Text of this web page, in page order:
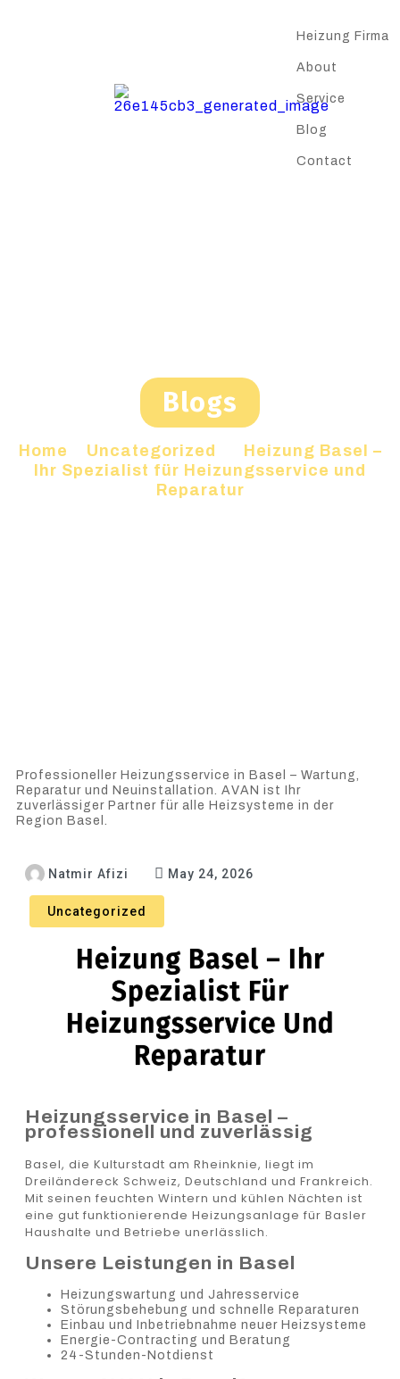
Heizung Firma
About
Service
Blog
Contact
Blogs
Home Uncategorized
Heizung Basel –
Ihr Spezialist für Heizungsservice und
Reparatur
Professioneller Heizungsservice in Basel – Wartung,
Reparatur und Neuinstallation. AVAN ist Ihr
zuverlässiger Partner für alle Heizsysteme in der
Region Basel.
Natmir Afizi May 24, 2026
Uncategorized
Heizung Basel – Ihr
Spezialist Für
Heizungsservice Und
Reparatur
Heizungsservice in Basel –
professionell und zuverlässig
Basel, die Kulturstadt am Rheinknie, liegt im
Dreiländereck Schweiz, Deutschland und Frankreich.
Mit seinen feuchten Wintern und kühlen Nächten ist
eine gut funktionierende Heizungsanlage für Basler
Haushalte und Betriebe unerlässlich.
Unsere Leistungen in Basel
Heizungswartung und Jahresservice
Störungsbehebung und schnelle Reparaturen
Einbau und Inbetriebnahme neuer Heizsysteme
Energie-Contracting und Beratung
24-Stunden-Notdienst